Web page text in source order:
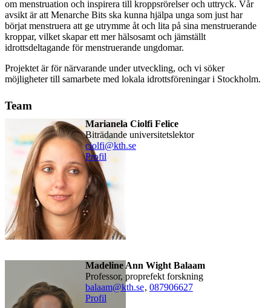
om menstruation och inspirera till kroppsrörelser och uttryck. Vår
avsikt är att Menarche Bits ska kunna hjälpa unga som just har
börjat menstruera att ge utrymme åt och lita på sina menstruerande
kroppar, vilket skapar ett mer hälsosamt och jämställt
idrottsdeltagande för menstruerande ungdomar.
Projektet är för närvarande under utveckling, och vi söker
möjligheter till samarbete med lokala idrottsföreningar i Stockholm.
Team
Marianela Ciolfi Felice
biträdande universitetslektor
ciolfi@kth.se
Profil
Madeline Ann Wight Balaam
professor, proprefekt forskning
balaam@kth.se, 087906627
Profil